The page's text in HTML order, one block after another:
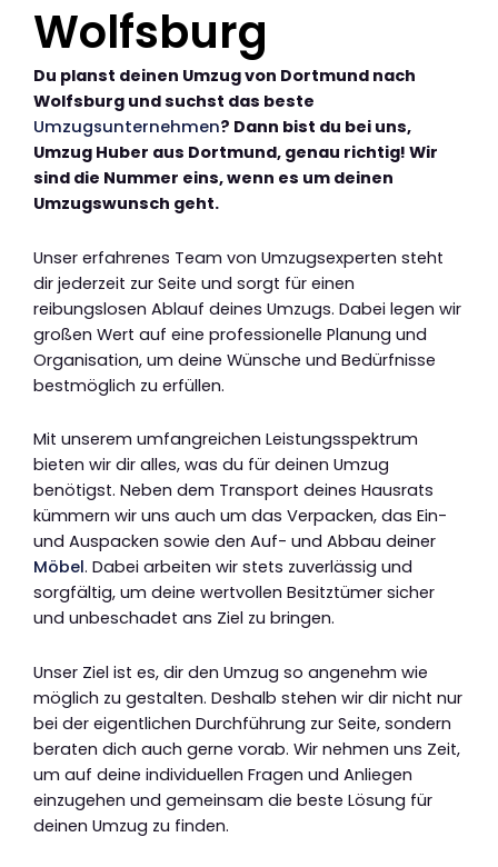
Wolfsburg
Du planst deinen Umzug von Dortmund nach
Wolfsburg und suchst das beste
Umzugsunternehmen? Dann bist du bei uns,
Umzug Huber aus Dortmund, genau richtig! Wir
sind die Nummer eins, wenn es um deinen
Umzugswunsch geht.
Unser erfahrenes Team von Umzugsexperten steht
dir jederzeit zur Seite und sorgt für einen
reibungslosen Ablauf deines Umzugs. Dabei legen wir
großen Wert auf eine professionelle Planung und
Organisation, um deine Wünsche und Bedürfnisse
bestmöglich zu erfüllen.
Mit unserem umfangreichen Leistungsspektrum
bieten wir dir alles, was du für deinen Umzug
benötigst. Neben dem Transport deines Hausrats
kümmern wir uns auch um das Verpacken, das Ein-
und Auspacken sowie den Auf- und Abbau deiner
Möbel. Dabei arbeiten wir stets zuverlässig und
sorgfältig, um deine wertvollen Besitztümer sicher
und unbeschadet ans Ziel zu bringen.
Unser Ziel ist es, dir den Umzug so angenehm wie
möglich zu gestalten. Deshalb stehen wir dir nicht nur
bei der eigentlichen Durchführung zur Seite, sondern
beraten dich auch gerne vorab. Wir nehmen uns Zeit,
um auf deine individuellen Fragen und Anliegen
einzugehen und gemeinsam die beste Lösung für
deinen Umzug zu finden.